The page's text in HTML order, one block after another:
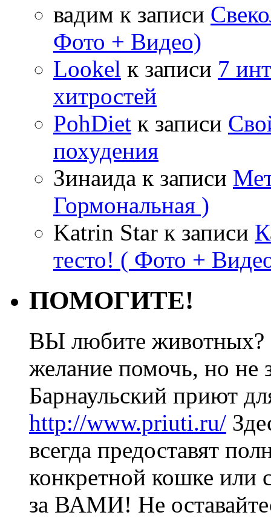
вадим к записи
Фото + Видео)
Lookel к записи 7
хитростей
PohDiet к записи
похудения
Зинаида к записи
Гормональная )
Katrin Star к записи
тесто! ( Фото +
ПОМОГИТЕ!
ВЫ любите животных?
желание помочь, но не
Барнаульский приют
http://www.priuti.ru/
всегда предоставят
конкретной кошке или
за ВАМИ! Не